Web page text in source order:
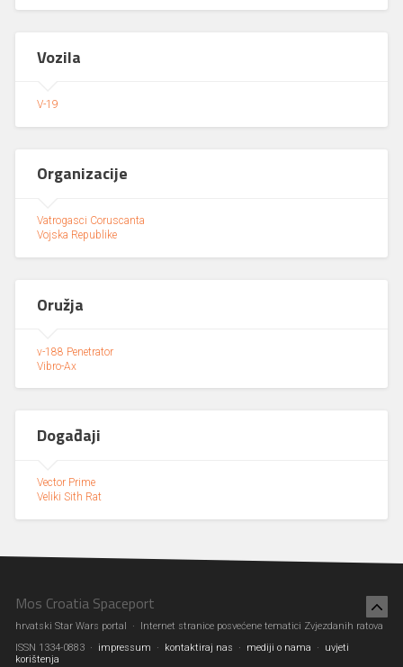
Vozila
V-19
Organizacije
Vatrogasci Coruscanta
Vojska Republike
Oružja
v-188 Penetrator
Vibro-Ax
Događaji
Vector Prime
Veliki Sith Rat
Mos Croatia Spaceport
hrvatski Star Wars portal · Internet stranice posvećene tematici Zvjezdanih ratova
ISSN 1334-0883 ·
impressum · kontaktiraj nas · mediji o nama ·
uvjeti
korištenja